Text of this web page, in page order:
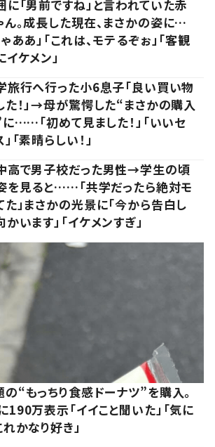
に「男前ですね」と言われていた赤
ん。成長した現在、まさかの姿に…
ゃああ」「これは、モテるぞぉ」「客観
イケメン」
旅行へ行った小6息子「良い買い物
た！」→母が驚愕した“まさかの購入
……「初めて見ました！」「いいセ
「素晴らしい！」
高で男子校だった男性→学生の頃
を見ると……「共学だったら絶対モ
た」まさかの光景に「今から告白し
かいます」「イケメンすぎ」
“もっちり食感ドーナツ”を購入。
万表示「イイこと聞いた」「気に
れかなり好き」